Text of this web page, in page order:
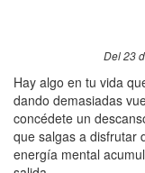
Del 23
Hay algo en tu vida
dando demasiadas
concédete un
que salgas a disfrutar
energía mental